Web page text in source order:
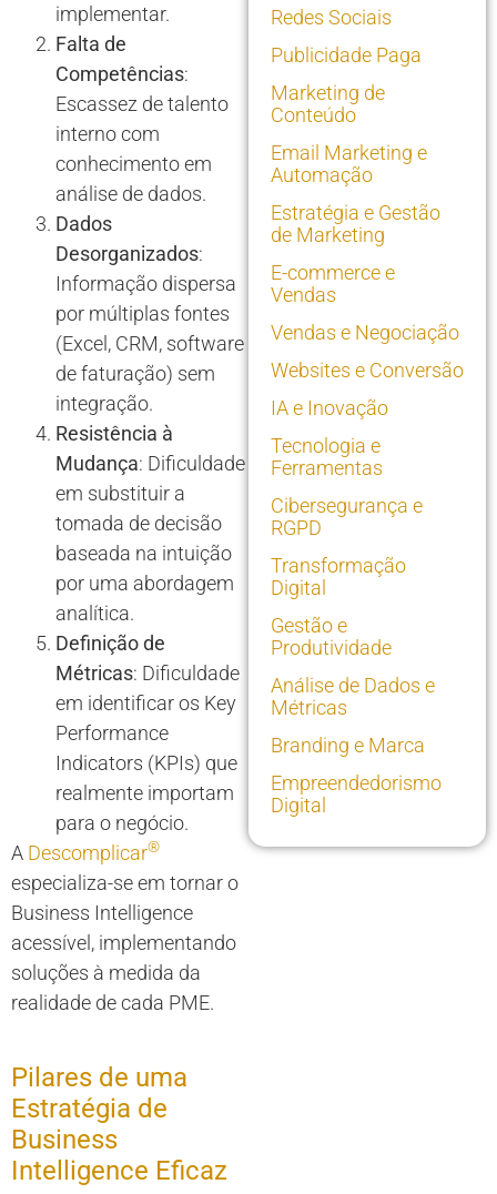
implementar.
Falta de
Competências:
Escassez de talento
interno com
conhecimento em
análise de dados.
Dados
Desorganizados:
Informação dispersa
por múltiplas fontes
(Excel, CRM, software
de faturação) sem
integração.
Resistência à
Mudança: Dificuldade
em substituir a
tomada de decisão
baseada na intuição
por uma abordagem
analítica.
Definição de
Métricas: Dificuldade
em identificar os Key
Performance
Indicators (KPIs) que
realmente importam
para o negócio.
A Descomplicar®
especializa-se em tornar o
Business Intelligence
acessível, implementando
soluções à medida da
realidade de cada PME.
Pilares de uma
Estratégia de
Business
Intelligence Eficaz
Redes Sociais
Publicidade Paga
Marketing de
Conteúdo
Email Marketing e
Automação
Estratégia e Gestão
de Marketing
E-commerce e
Vendas
Vendas e Negociação
Websites e Conversão
IA e Inovação
Tecnologia e
Ferramentas
Cibersegurança e
RGPD
Transformação
Digital
Gestão e
Produtividade
Análise de Dados e
Métricas
Branding e Marca
Empreendedorismo
Digital